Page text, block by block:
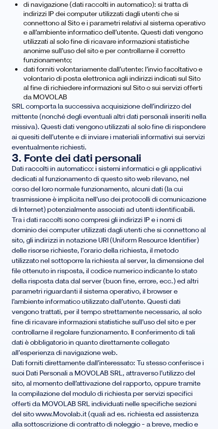
di navigazione (dati raccolti in automatico): si tratta di
indirizzi IP dei computer utilizzati dagli utenti che si
connettono al Sito e i parametri relativi al sistema operativo
e all’ambiente informatico dell’utente. Questi dati vengono
utilizzati al solo fine di ricavare informazioni statistiche
anonime sull’uso del sito e per controllarne il corretto
funzionamento;
dati forniti volontariamente dall’utente: l’invio facoltativo e
volontario di posta elettronica agli indirizzi indicati sul Sito
al fine di richiedere informazioni sul Sito o sui servizi offerti
da MOVOLAB
SRL comporta la successiva acquisizione dell’indirizzo del
mittente (nonché degli eventuali altri dati personali inseriti nella
missiva). Questi dati vengono utilizzati al solo fine di rispondere
ai quesiti dell’utente e di inviare i materiali informativi sui servizi
eventualmente richiesti.
3. Fonte dei dati personali
Dati raccolti in automatico: i sistemi informatici e gli applicativi
dedicati al funzionamento di questo sito web rilevano, nel
corso del loro normale funzionamento, alcuni dati (la cui
trasmissione è implicita nell’uso dei protocolli di comunicazione
di Internet) potenzialmente associati ad utenti identificabili.
Tra i dati raccolti sono compresi gli indirizzi IP e i nomi di
dominio dei computer utilizzati dagli utenti che si connettono al
sito, gli indirizzi in notazione URI (Uniform Resource Identifier)
delle risorse richieste, l’orario della richiesta, il metodo
utilizzato nel sottoporre la richiesta al server, la dimensione del
file ottenuto in risposta, il codice numerico indicante lo stato
della risposta data dal server (buon fine, errore, ecc.) ed altri
parametri riguardanti il sistema operativo, il browser e
l’ambiente informatico utilizzato dall’utente. Questi dati
vengono trattati, per il tempo strettamente necessario, al solo
fine di ricavare informazioni statistiche sull’uso del sito e per
controllarne il regolare funzionamento. Il conferimento di tali
dati è obbligatorio in quanto direttamente collegato
all’esperienza di navigazione web.
Dati forniti direttamente dall’interessato: Tu stesso conferisce i
suoi Dati Personali a MOVOLAB SRL, attraverso l’utilizzo del
sito, al momento dell’attivazione del rapporto, oppure tramite
la compilazione del modulo di richiesta per servizi specifici
offerti da MOVOLAB SRL individuati nelle specifiche sezioni
del sito www.Movolab.it (quali ad es. richiesta ed assistenza
alla sottoscrizione di contratto di noleggio – a breve, medio e